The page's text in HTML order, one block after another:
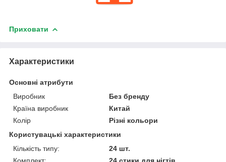
Приховати
Характеристики
Основні атрибути
Виробник
Без бренду
Країна виробник
Китай
Колір
Різні кольори
Користувацькі характеристики
Кількість типу:
24 шт.
Комплект:
24 стики для нігтів